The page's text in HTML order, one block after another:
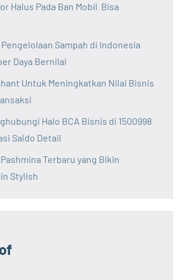
Halus Pada Ban Mobil Bisa
Sampah di Indonesia
Daya Bernilai
Untuk Meningkatkan Nilai Bisnis
Halo BCA Bisnis di 1500998
Saldo Detail
Terbaru yang Bikin
Stylish